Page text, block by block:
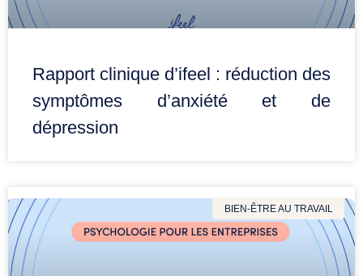
Rapport clinique d’ifeel : réduction des
symptômes d’anxiété et de
dépression
BIEN-ÊTRE AU TRAVAIL